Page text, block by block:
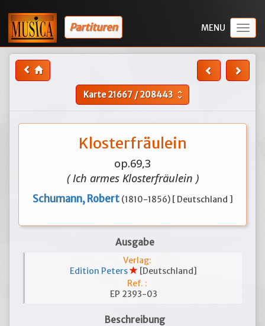
Partituren
Karte21667/208443 unfold_more
Klosterfräulein
op.69,3
( Ich armes Klosterfräulein )
Schumann, Robert (1810-1856) [ Deutschland ]
Ausgabe
Verlag:
Edition Peters
[Deutschland]
Ref. :
EP 2393-03
Beschreibung